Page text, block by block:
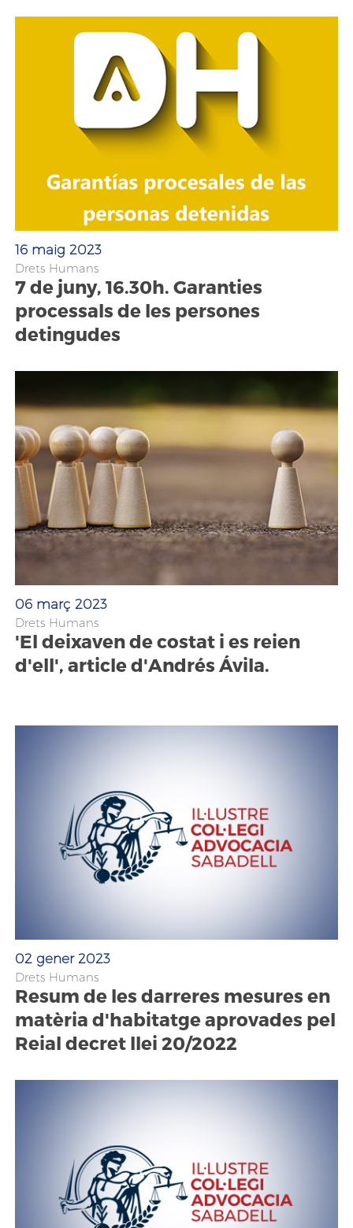
16 maig 2023
Drets Humans
7 de juny, 16.30h. Garanties
processals de les persones
detingudes
06 març 2023
Drets Humans
'El deixaven de costat i es reien
d'ell', article d'Andrés Ávila.
02 gener 2023
Drets Humans
Resum de les darreres mesures en
matèria d'habitatge aprovades pel
Reial decret llei 20/2022